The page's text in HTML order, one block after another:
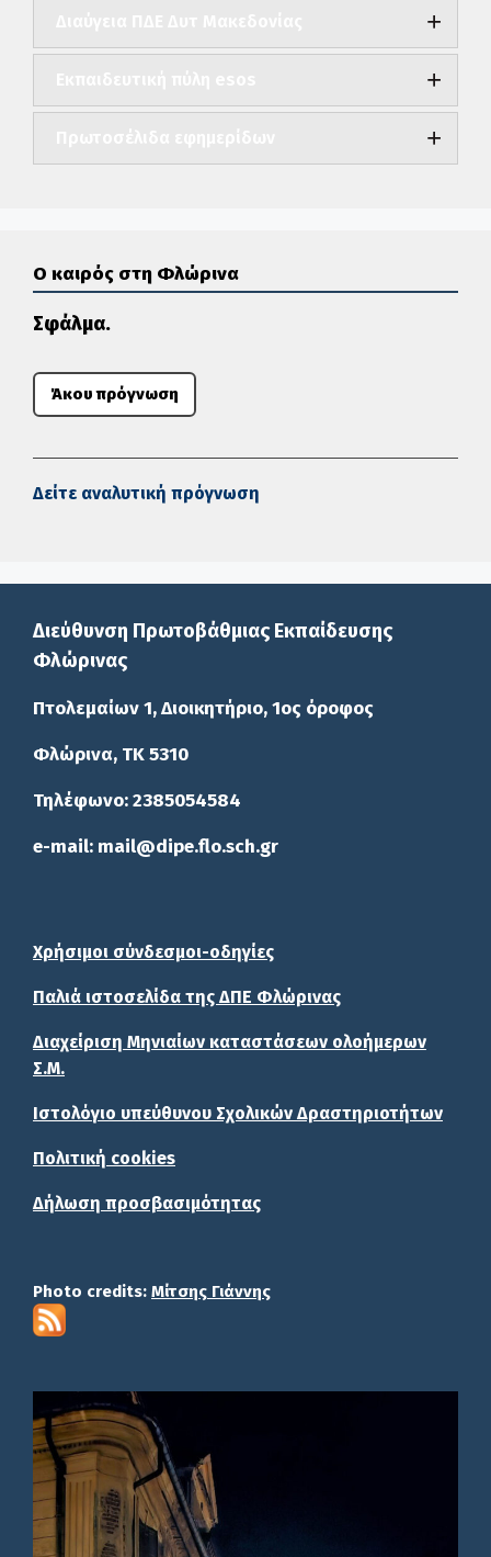
Ο καιρός στη Φλώρινα
Σφάλμα.
Άκου πρόγνωση
Δείτε αναλυτική πρόγνωση
Διεύθυνση Πρωτοβάθμιας Εκπαίδευσης
Φλώρινας
Πτολεμαίων 1, Διοικητήριο, 1ος όροφος
Φλώρινα, ΤΚ 5310
Τηλέφωνο: 2385054584
e-mail: mail@dipe.flo.sch.gr
Χρήσιμοι σύνδεσμοι-οδηγίες
Παλιά ιστοσελίδα της ΔΠΕ Φλώρινας
Διαχείριση Μηνιαίων καταστάσεων ολοήμερων
Σ.Μ.
Ιστολόγιο υπεύθυνου Σχολικών Δραστηριοτήτων
Πολιτική cookies
Δήλωση προσβασιμότητας
Photo credits: Μίτσης Γιάννης